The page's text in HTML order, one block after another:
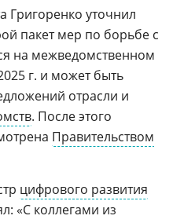
Григоренко уточнил
пакет мер по борьбе с
на межведомственном
г. и может быть
отрасли и
. После этого
Правительством
цифрового развития
«С коллегами из